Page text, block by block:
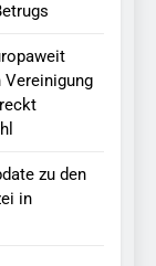
zu den
in